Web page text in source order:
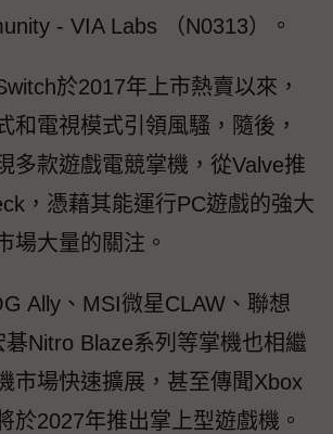
- VIA Labs （N0313）。
於2017年上市熱賣以來，
和電視模式引領風騷，隨後，
多款遊戲電競掌機，從Valve推
，憑藉其能運行PC遊戲的強大
場大量的關注。
Ally、MSI微星CLAW、聯想
Nitro Blaze系列等掌機也相繼
市場快速擴展，甚至傳聞Xbox
於2027年推出掌上型遊戲機。